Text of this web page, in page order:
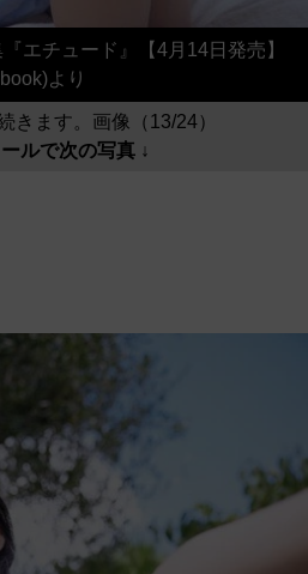
エチュード』【4月14日発売】
より
きます。画像（13/24）
ルで次の写真 ↓